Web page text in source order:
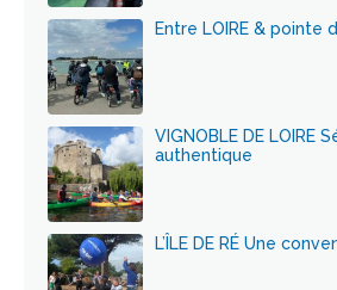
Entre LOIRE & pointe
VIGNOBLE DE LOIRE
authentique
L’ÎLE DE RÉ Une